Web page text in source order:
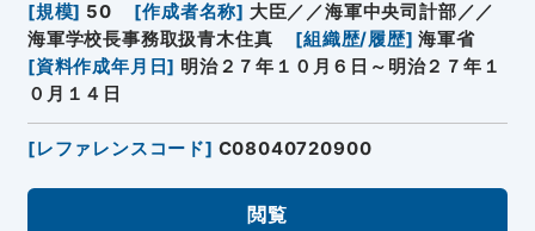
[規模] 50 [作成者名称] 大臣／／海軍中央司計部／／
海軍学校長事務取扱青木住真
[組織歴/履歴] 海軍省
[資料作成年月日] 明治２７年１０月６日～明治２７年１
０月１４日
[レファレンスコード] C08040720900
閲覧